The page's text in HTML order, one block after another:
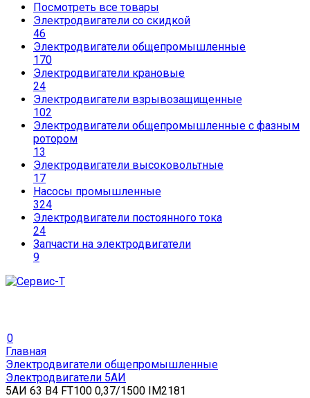
Посмотреть все товары
Электродвигатели со скидкой
46
Электродвигатели общепромышленные
170
Электродвигатели крановые
24
Электродвигатели взрывозащищенные
102
Электродвигатели общепромышленные с фазным
ротором
13
Электродвигатели высоковольтные
17
Насосы промышленные
324
Электродвигатели постоянного тока
24
Запчасти на электродвигатели
9
0
Главная
Электродвигатели общепромышленные
Электродвигатели 5АИ
5АИ 63 В4 FT100 0,37/1500 IM2181